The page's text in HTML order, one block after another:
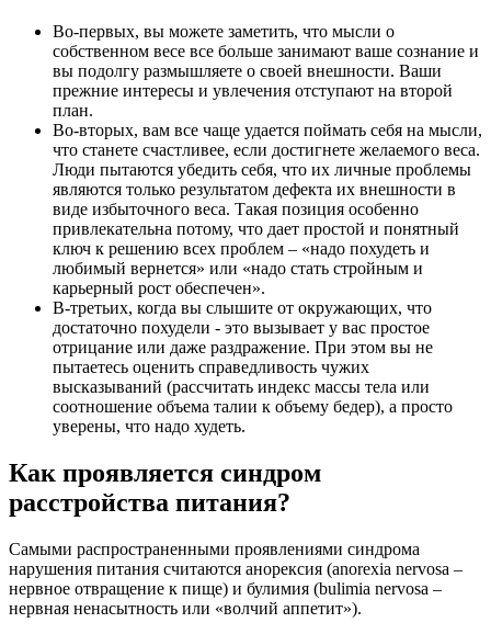
Во-первых, вы можете заметить, что мысли о
собственном весе все больше занимают ваше сознание и
вы подолгу размышляете о своей внешности. Ваши
прежние интересы и увлечения отступают на второй
план.
Во-вторых, вам все чаще удается поймать себя на мысли,
что станете счастливее, если достигнете желаемого веса.
Люди пытаются убедить себя, что их личные проблемы
являются только результатом дефекта их внешности в
виде избыточного веса. Такая позиция особенно
привлекательна потому, что дает простой и понятный
ключ к решению всех проблем – «надо похудеть и
любимый вернется» или «надо стать стройным и
карьерный рост обеспечен».
В-третьих, когда вы слышите от окружающих, что
достаточно похудели - это вызывает у вас простое
отрицание или даже раздражение. При этом вы не
пытаетесь оценить справедливость чужих
высказываний (рассчитать индекс массы тела или
соотношение объема талии к объему бедер), а просто
уверены, что надо худеть.
Как проявляется синдром
расстройства питания?
Самыми распространенными проявлениями синдрома
нарушения питания считаются анорексия (anorexia nervosa –
нервное отвращение к пище) и булимия (bulimia nervosa –
нервная ненасытность или «волчий аппетит»).